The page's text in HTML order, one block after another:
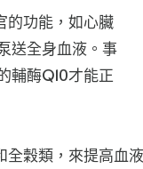
的功能，如心臟
送全身血液。事
輔酶Q10才能正
全穀類，來提高血